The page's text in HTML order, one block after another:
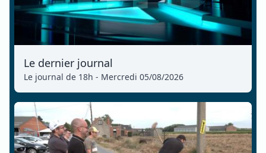
Le dernier journal
Le journal de 18h - Mercredi 05/08/2026